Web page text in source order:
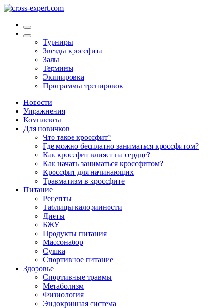
Турниры
Звезды кроссфита
Залы
Термины
Экипировка
Программы тренировок
Новости
Упражнения
Комплексы
Для новичков
Что такое кроссфит?
Где можно бесплатно заниматься кроссфитом?
Как кроссфит влияет на сердце?
Как начать заниматься кроссфитом?
Кроссфит для начинающих
Травматизм в кроссфите
Питание
Рецепты
Таблицы калорийности
Диеты
БЖУ
Продукты питания
Массонабор
Сушка
Спортивное питание
Здоровье
Спортивные травмы
Метаболизм
Физиология
Эндокринная система